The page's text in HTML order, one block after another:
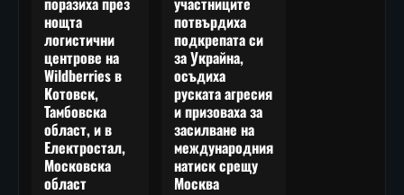
нощта
логистични
центрове на
Wildberries в
Котовск,
Тамбовска
област, и в
Електростал,
Московска
област
потвърдиха
подкрепата си
за Украйна,
осъдиха
руската агресия
и призоваха за
засилване на
международния
натиск срещу
Москва